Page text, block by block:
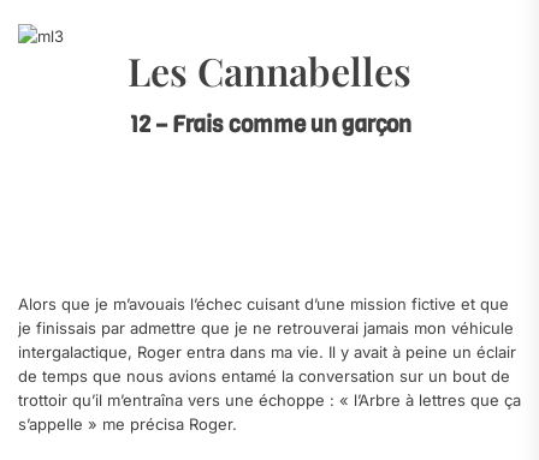
Les Cannabelles
12 – Frais comme un garçon
Alors que je m’avouais l’échec cuisant d’une mission fictive et que
je finissais par admettre que je ne retrouverai jamais mon véhicule
intergalactique, Roger entra dans ma vie. Il y avait à peine un éclair
de temps que nous avions entamé la conversation sur un bout de
trottoir qu’il m’entraîna vers une échoppe : « l’Arbre à lettres que ça
s’appelle » me précisa Roger.